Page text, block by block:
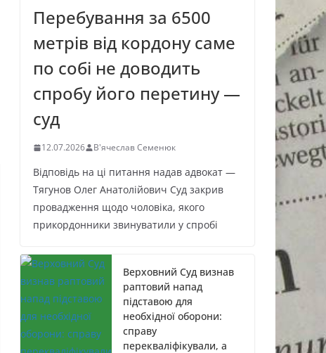
Перебування за 6500
метрів від кордону саме
по собі не доводить
спробу його перетину —
суд
12.07.2026 В'ячеслав Семенюк
Відповідь на ці питання надав адвокат —
Тягунов Олег Анатолійович Суд закрив
провадження щодо чоловіка, якого
прикордонники звинуватили у спробі
Верховний Суд визнав
раптовий напад
підставою для
необхідної оборони:
справу
перекваліфікували, а